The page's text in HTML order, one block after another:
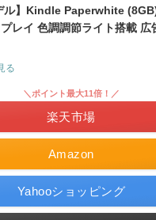
ル】Kindle Paperwhite
レイ 色調調節ライト搭載 広
る
Amazon
＼ポイント最大11倍！／
楽天市場
Yahooショッピング